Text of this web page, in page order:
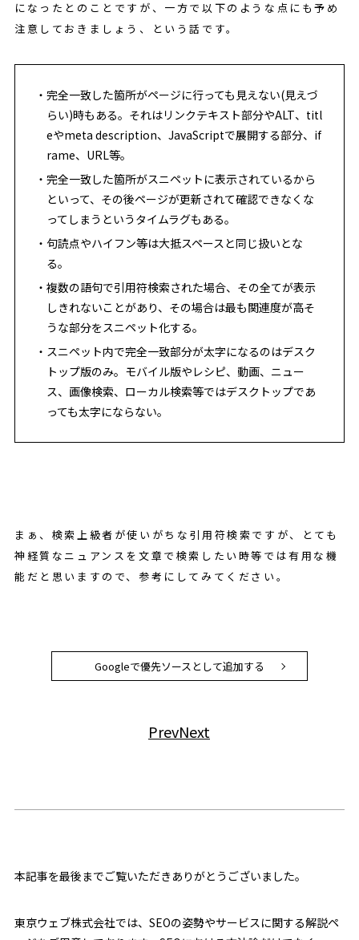
になったとのことですが、一方で以下のような点にも予め
注意しておきましょう、という話です。
完全一致した箇所がページに行っても見えない(見えづ
らい)時もある。それはリンクテキスト部分やALT、titl
eやmeta description、JavaScriptで展開する部分、if
rame、URL等。
完全一致した箇所がスニペットに表示されているから
といって、その後ページが更新されて確認できなくな
ってしまうというタイムラグもある。
句読点やハイフン等は大抵スペースと同じ扱いとな
る。
複数の語句で引用符検索された場合、その全てが表示
しきれないことがあり、その場合は最も関連度が高そ
うな部分をスニペット化する。
スニペット内で完全一致部分が太字になるのはデスク
トップ版のみ。モバイル版やレシピ、動画、ニュー
ス、画像検索、ローカル検索等ではデスクトップであ
っても太字にならない。
まぁ、検索上級者が使いがちな引用符検索ですが、とても
神経質なニュアンスを文章で検索したい時等では有用な機
能だと思いますので、参考にしてみてください。
Googleで優先ソースとして追加する
PrevNext
本記事を最後までご覧いただきありがとうございました。
東京ウェブ株式会社では、SEOの姿勢やサービスに関する解説ペ